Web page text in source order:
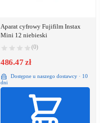
Aparat cyfrowy Fujifilm Instax
Mini 12 niebieski
(0)
486.47 zł
Dostępne u naszego dostawcy · 10
dni